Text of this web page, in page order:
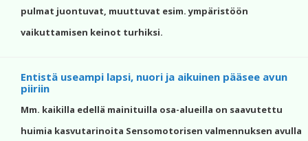
pulmat juontuvat, muuttuvat esim. ympäristöön
vaikuttamisen keinot turhiksi.
Entistä useampi lapsi, nuori ja aikuinen pääsee avun
piiriin
Mm. kaikilla edellä mainituilla osa-alueilla on saavutettu
huimia kasvutarinoita Sensomotorisen valmennuksen avulla